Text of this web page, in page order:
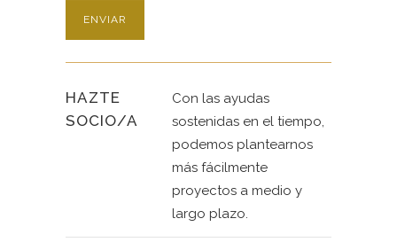
HAZTE
SOCIO/A
Con las ayudas
sostenidas en el tiempo,
podemos plantearnos
más fácilmente
proyectos a medio y
largo plazo.